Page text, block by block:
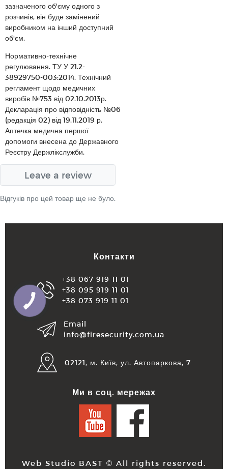
зазначеного об'єму одного з
розчинів, він буде замінений
виробником на інший доступний
об'єм.
Нормативно-технічне
регулювання. ТУ У 21.2-
38929750-003:2014. Технічний
регламент щодо медичних
виробів №753 від 02.10.2013р.
Декларація про відповідність №06
(редакція 02) від 19.11.2019 р.
Аптечка медична першої
допомоги внесена до Державного
Реєстру Держлікслужби.
Leave a review
Відгуків про цей товар ще не було.
Контакти
+38 067 919 11 01
+38 095 919 11 01
+38 073 919 11 01
Email
info@firesecurity.com.ua
02121, м. Київ, ул. Автопаркова, 7
Ми в соц. мережах
Web Studio BAST © All rights reserved.